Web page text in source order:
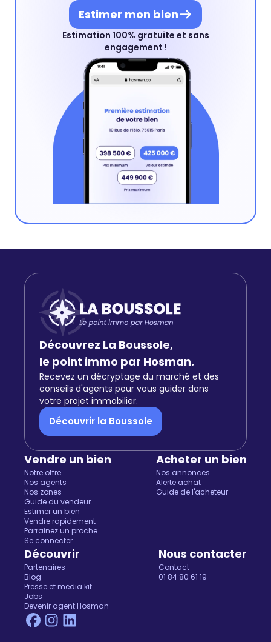
Estimer mon bien
Estimation 100% gratuite et sans
engagement !
Découvrez La Boussole,
le point immo par Hosman.
Recevez un décryptage du marché et des
conseils d'agents pour vous guider dans
votre projet immobilier.
Découvrir la Boussole
Vendre un bien
Notre offre
Nos agents
Nos zones
Guide du vendeur
Estimer un bien
Vendre rapidement
Parrainez un proche
Se connecter
Acheter un bien
Nos annonces
Alerte achat
Guide de l'acheteur
Découvrir
Partenaires
Blog
Presse et media kit
Jobs
Devenir agent Hosman
Nous contacter
Contact
01 84 80 61 19